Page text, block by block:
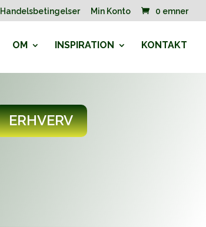
Handelsbetingelser Min Konto 0 emner
OM INSPIRATION KONTAKT
ERHVERV